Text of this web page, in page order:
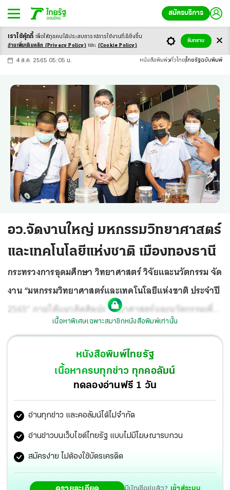
สมัครบริการ
-ก ก ก+
4 ส.ค. 2565 05:05 น. หนังสือพิมพ์ ทั่วไทย ไทยรัฐฉบับพิมพ์
อว.จัดงานใหญ่ มหกรรมวิทยาศาสตร์
และเทคโนโลยีแห่งชาติ เมืองทองธานี
กระทรวงการอุดมศึกษา วิทยาศาสตร์ วิจัยและนวัตกรรม จัด
งาน “มหกรรมวิทยาศาสตร์และเทคโนโลยีแห่งชาติ ประจำปี
2565” ภายใต้แนวคิดศิลปะ วิทยาศาสตร์และนวัตกรรมเพื่อ
สังคมที่ยั่งยืนเต็มอิ่มกับกิจกรรมทางวิทยาศาสตร์และ
เทคโนโลยีที่ยิ่งใหญ่ที่สุดของปี รวมถึงเผยแพร่ผลงานวิจัยและ
พัฒนาความก้าวหน้าทางวิทยาศาสตร์และเทคโนโลยีใน
ประเทศกับนานาชาติ ตื่นตาตื่นใจกับนิทรรศการที่น่าสนใจ
และหาชมไม่ได้ที่ไหนนอกจากในงาน
เนื้อหาพิเศษเฉพาะสมาชิกหนังสือพิมพ์เท่านั้น
หนังสือพิมพ์ไทยรัฐ
เนื้อหาครบทุกข่าว ทุกคอลัมน์
ทดลองอ่านฟรี 1 วัน
อ่านทุกข่าว และคอลัมน์ได้ไม่จำกัด
อ่านข่าวบนเว็บไซต์ไทยรัฐ แบบไม่มีโฆษณารบกวน
สมัครง่าย ไม่ต้องใช้บัตรเครดิต
เราใช้คุ้กกี้ เพื่อให้ทุกคนได้ประสบการณ์การใช้งานที่ดียิ่งขึ้น
อ่านเพิ่มเติมคลิก (Privacy Policy) และ (Cookie Policy)
รับทราบ